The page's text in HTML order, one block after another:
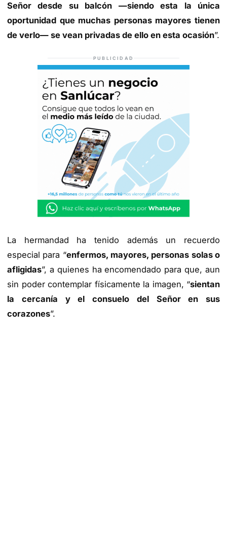
Señor desde su balcón —siendo esta la única
oportunidad que muchas personas mayores tienen
de verlo— se vean privadas de ello en esta ocasión”.
PUBLICIDAD
La hermandad ha tenido además un recuerdo
especial para “enfermos, mayores, personas solas o
afligidas”, a quienes ha encomendado para que, aun
sin poder contemplar físicamente la imagen, “sientan
la cercanía y el consuelo del Señor en sus
corazones”.